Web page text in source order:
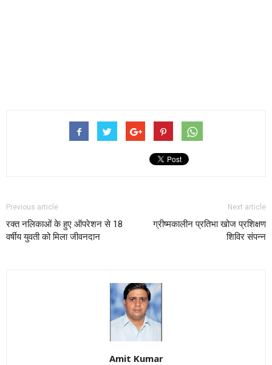
Previous article
रक्त नलिकाओं के हुए ऑपरेशन से 18
वर्षीय युवती को मिला जीवनदान
Next article
ग्रीष्मकालीन प्रतिभा खोज प्रशिक्षण
शिविर संपन्न
Amit Kumar